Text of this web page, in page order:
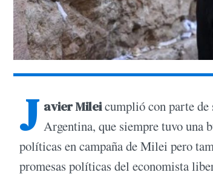
J avier Mileicumplió con parte de
Argentina, que siempre tuvo una
políticas en campaña de Milei pero
promesas políticas del economista